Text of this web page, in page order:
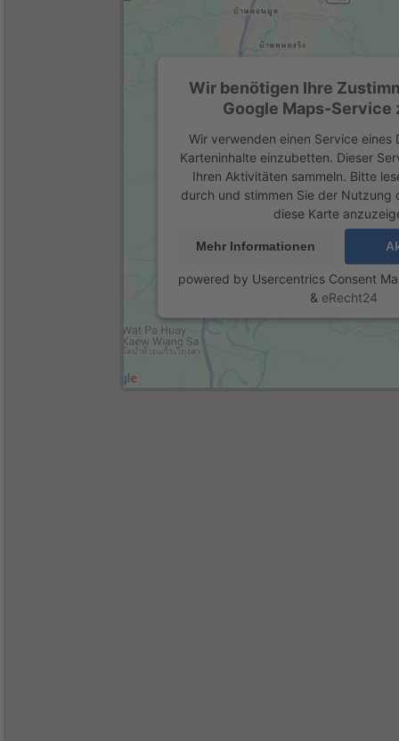
Wir benötigen Ihre
Google Maps-Service
Wir verwenden einen Service eines
Karteninhalte einzubetten. Dieser
Ihren Aktivitäten sammeln. Bitte
durch und stimmen Sie der Nutzung
diese Karte
Mehr Informationen
powered by Usercentrics Consent
& eRecht24